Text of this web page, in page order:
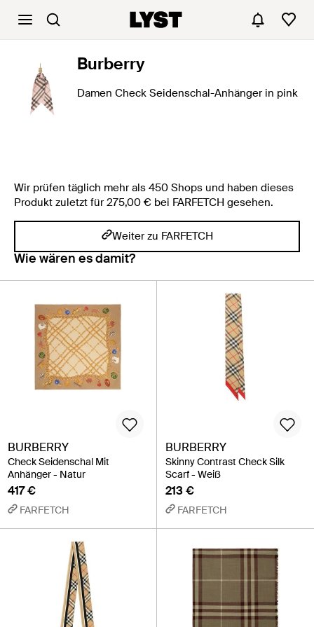
Burberry
Damen Check Seidenschal-Anhänger in pink
Wir prüfen täglich mehr als 450 Shops und haben dieses
Produkt zuletzt für 275,00 € bei FARFETCH gesehen.
Weiter zu FARFETCH
Wie wären es damit?
BURBERRY
Check Seidenschal Mit
Anhänger - Natur
417 €
FARFETCH
BURBERRY
Skinny Contrast Check Silk
Scarf - Weiß
213 €
FARFETCH